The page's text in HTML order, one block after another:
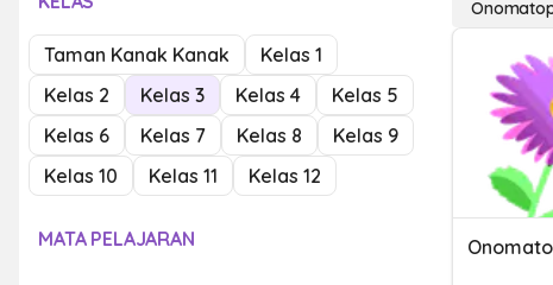
Taman Kanak Kanak
Kelas 1
Kelas 2
Kelas 3 Kelas 4
Kelas 5
Kelas 6
Kelas 7 Kelas 8
Kelas 9
Kelas 10
Kelas 11 Kelas 12
MATA PELAJARAN